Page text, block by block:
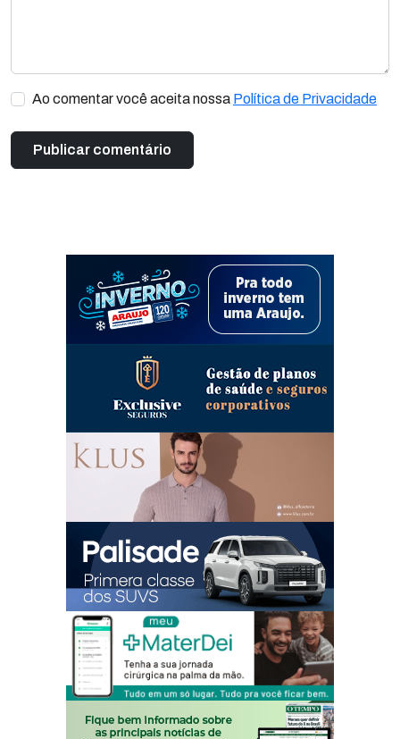
Ao comentar você aceita nossa Política de Privacidade